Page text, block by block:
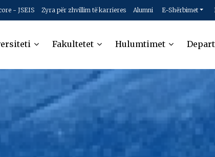
- JSEIS Zyra për zhvillim të karrieres Alumni E-Shërbimet
Fakultetet Hulumtimet